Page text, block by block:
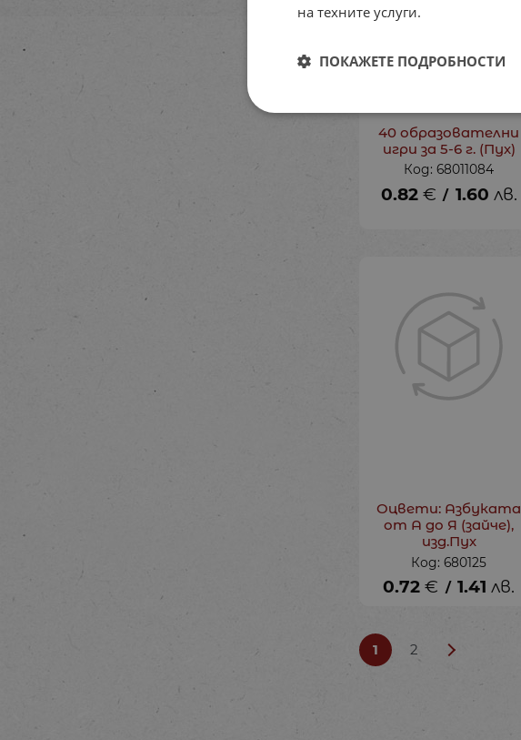
40 образователни
игри за 5-6 г. (Пух)
Код: 68011084
0.82 € / 1.60 лв.
Оцвети: Азбуката
от А до Я (зайче),
изд.Пух
Код: 680125
0.72 € / 1.41 лв.
1 2
на техните услуги.
ПОКАЖЕТЕ ПОДРОБНОСТИ